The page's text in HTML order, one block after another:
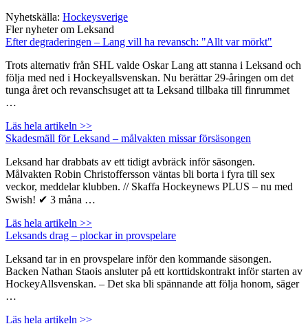
Nyhetskälla: Hockeysverige
Fler nyheter om Leksand
Efter degraderingen – Lang vill ha revansch: "Allt var mörkt"
Trots alternativ från SHL valde Oskar Lang att stanna i Leksand och
följa med ned i Hockeyallsvenskan. Nu berättar 29-åringen om det
tunga året och revanschsuget att ta Leksand tillbaka till finrummet
…
Läs hela artikeln >>
Skadesmäll för Leksand – målvakten missar försäsongen
Leksand har drabbats av ett tidigt avbräck inför säsongen.
Målvakten Robin Christoffersson väntas bli borta i fyra till sex
veckor, meddelar klubben. // Skaffa Hockeynews PLUS – nu med
Swish! ✔ 3 måna …
Läs hela artikeln >>
Leksands drag – plockar in provspelare
Leksand tar in en provspelare inför den kommande säsongen.
Backen Nathan Staois ansluter på ett korttidskontrakt inför starten av
HockeyAllsvenskan. – Det ska bli spännande att följa honom, säger
…
Läs hela artikeln >>